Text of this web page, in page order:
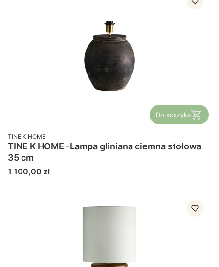
Do koszyka
PRODUCENT
TINE K HOME
TINE K HOME -Lampa gliniana ciemna stołowa
35 cm
Cena
1 100,00 zł